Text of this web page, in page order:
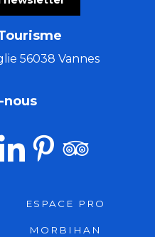
56038 Vannes
nous
ESPACE PRO
MORBIHAN